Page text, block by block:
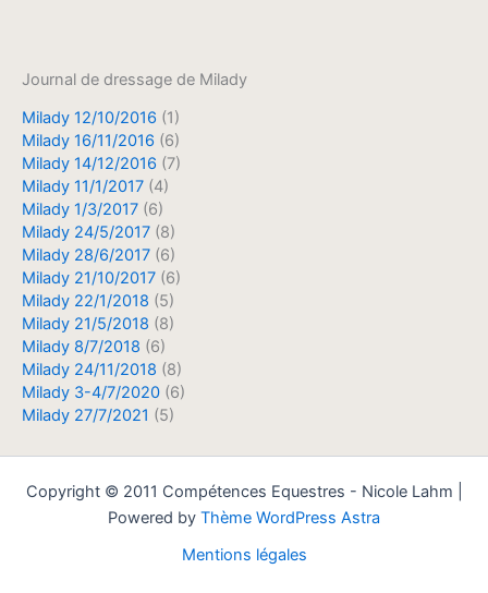
Journal de dressage de Milady
Milady 12/10/2016 (1)
Milady 16/11/2016 (6)
Milady 14/12/2016 (7)
Milady 11/1/2017 (4)
Milady 1/3/2017 (6)
Milady 24/5/2017 (8)
Milady 28/6/2017 (6)
Milady 21/10/2017 (6)
Milady 22/1/2018 (5)
Milady 21/5/2018 (8)
Milady 8/7/2018 (6)
Milady 24/11/2018 (8)
Milady 3-4/7/2020 (6)
Milady 27/7/2021 (5)
Copyright © 2011 Compétences Equestres - Nicole Lahm |
Powered by Thème WordPress Astra
Mentions légales